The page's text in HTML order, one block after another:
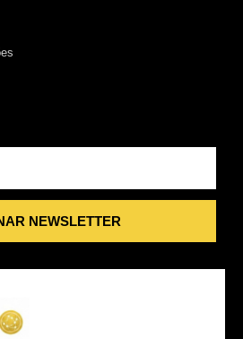
NEWSLETTER